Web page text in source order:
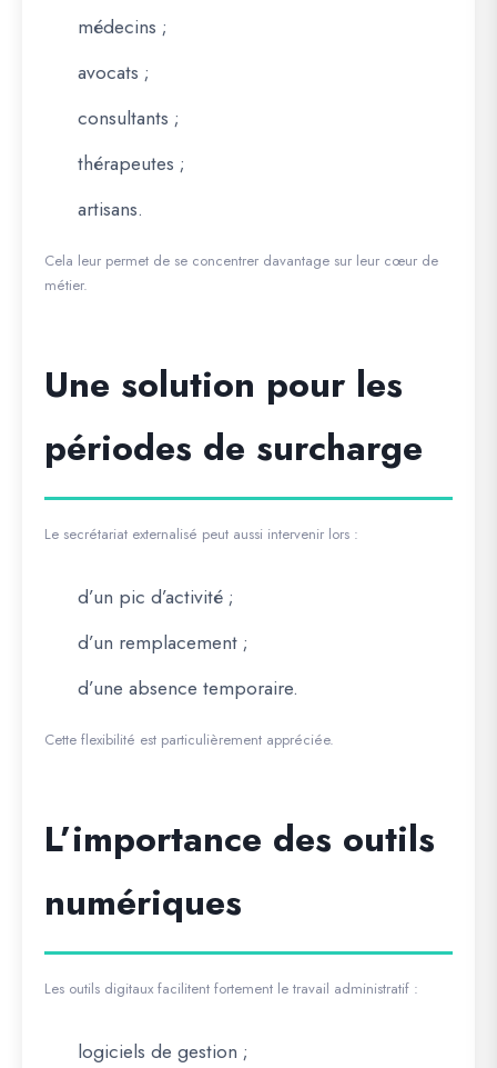
médecins ;
avocats ;
consultants ;
thérapeutes ;
artisans.
Cela leur permet de se concentrer davantage sur leur cœur de
métier.
Une solution pour les
périodes de surcharge
Le secrétariat externalisé peut aussi intervenir lors :
d’un pic d’activité ;
d’un remplacement ;
d’une absence temporaire.
Cette flexibilité est particulièrement appréciée.
L’importance des outils
numériques
Les outils digitaux facilitent fortement le travail administratif :
logiciels de gestion ;